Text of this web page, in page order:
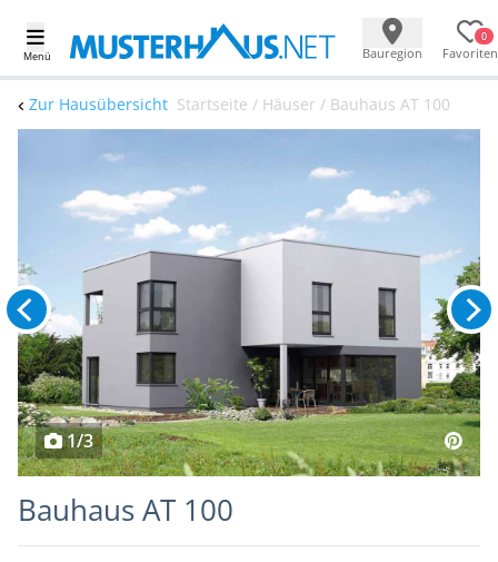
Menü Bauregion
0
Favoriten
Zur Hausübersicht Startseite / Häuser / Bauhaus AT 100
1/3
Bauhaus AT 100